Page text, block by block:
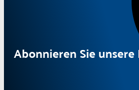
Abonnieren Sie